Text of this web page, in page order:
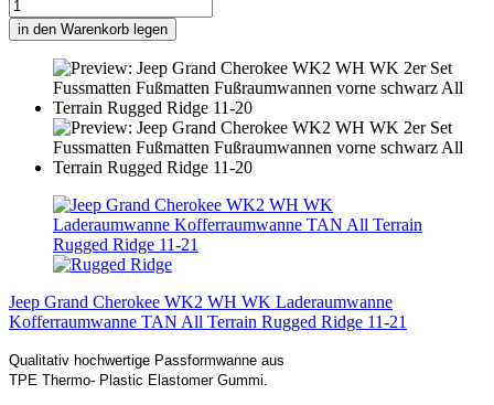
in den Warenkorb legen
Jeep Grand Cherokee WK2 WH WK Laderaumwanne
Kofferraumwanne TAN All Terrain Rugged Ridge 11-21
Qualitativ hochwertige Passformwanne aus
TPE Thermo- Plastic Elastomer Gummi.